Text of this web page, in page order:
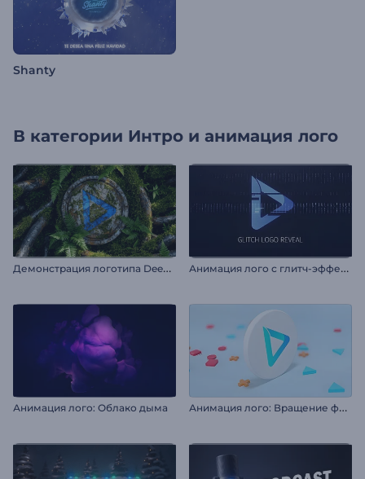
Shanty
В категории Интро и анимация лого
Д
емонстрация логотипа Deep Forest А
нимация лого с глитч-эффектом
Анимация лого: Облако дыма А
нимация лого: Вращение фигур